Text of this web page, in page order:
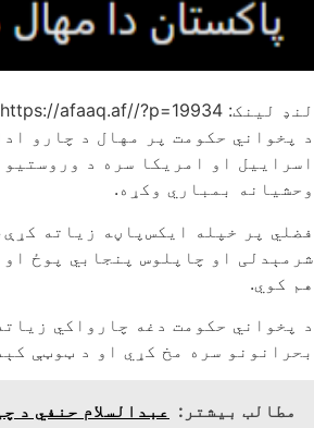
لنډ لینک: https://afaaq.af//?p=19934
د پخواني حکومت پر مهال د چارو
اسراییل او امریکا سره د
وحشیانه بمباري وکړه.
فضلي پر خپله ایکس‌پاڼه زیاته
شرمېدلی او چاپلوس پنجابي پوځ
هم کوي.
د پخواني حکومت دغه چارواکي
بحرانونو سره مخ کړي او د ټوټې
مطالب بیشتر: عبدالسلام حنفي د